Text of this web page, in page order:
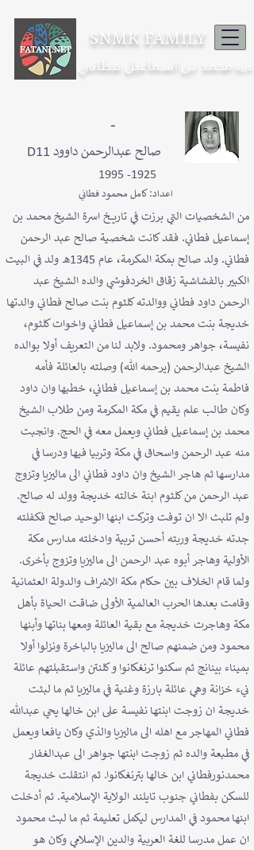
SNMK FAMILY
ذرية محمد بن اسماعيل فطاني
-
D11 صالح عبدالرحمن داوود
1925- 1995
اعداد: كامل محمود فطاني
من الشخصيات التي برزت في تاريخ اسرة الشيخ محمد بن
إسماعيل فطاني. فقد كانت شخصية صالح عبد الرحمن
فطاني. ولد صالح بمكة المكرمة، عام 1345هـ ولد في البيت
الكبير بالفشاشية زقاق الخردفوشي والده الشيخ عبد
الرحمن داود فطاني ووالدته كلثوم بنت صالح فطاني والدتها
خديجة بنت محمد بن إسماعيل فطاني واخوات كلثوم،
نفيسة، جواهر ومحمود. ولابد لنا من التعريف أولا بوالده
الشيخ عبدالرحمن (يرحمه الله) وصلته بالعائلة فأمه
فاطمة بنت محمد بن إسماعيل فطاني، خطبها وان داود
وكان طالب علم يقيم في مكة المكرمة ومن طلاب الشيخ
محمد بن إسماعيل فطاني ويعمل معه في الحج. وانجبت
منه عبد الرحمن واسحاق في مكة وتربيا فيها ودرسا في
مدارسها ثم هاجر الشيخ وان داود فطاني الى ماليزيا وتزوج
عبد الرحمن من كلثوم ابنة خالته خديجة وولد له صالح.
ولم تلبث الا ان توفت وتركت ابنها الوحيد صالح فكفلته
جدته خديجة وربته أحسن تربية وادخلته مدارس مكة
الأولية وهاجر أبوه عبد الرحمن الى ماليزيا وتزوج بأخرى.
ولما قام الخلاف بين حكام مكة الاشراف والدولة العثمانية
وقامت بعدها الحرب العالمية الأولى ضاقت الحياة بأهل
مكة وهاجرت خديجة مع بقية العائلة ومعها بناتها وأبنها
محمود ومن ضمنهم صالح الى ماليزيا بالباخرة ونزلوا أولا
بميناء بينانج ثم سكنوا ترنغكانوا و كلنتن واستقبلتهم عائلة
نيء خزانة وهي عائلة بارزة وغنية في ماليزيا ثم ما لبثت
خديجة ان زوجت ابنتها نفيسة على ابن خالها يحي عبدالله
فطاني المهاجر مع اهله الى ماليزيا والذي وكان يافعا ويعمل
في مطبعة والده ثم زوجت ابنتها جواهر الى عبدالغفار
محمدنورفطاني ابن خالها بترنغكانوا. ثم انتقلت خديجة
للسكن بفطاني جنوب تايلند الولاية الإسلامية. ثم أدخلت
ابنها محمود في المدارس ليكمل تعليمة ثم ما لبث محمود
ان عمل مدرسا للغة العربية والدين الإسلامي وكان هو